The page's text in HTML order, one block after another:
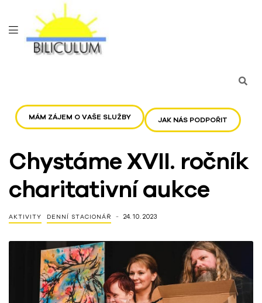
MÁM ZÁJEM O VAŠE SLUŽBY JAK NÁS PODPOŘIT
Chystáme XVII. ročník
charitativní aukce
AKTIVITY DENNÍ STACIONÁŘ 24. 10. 2023